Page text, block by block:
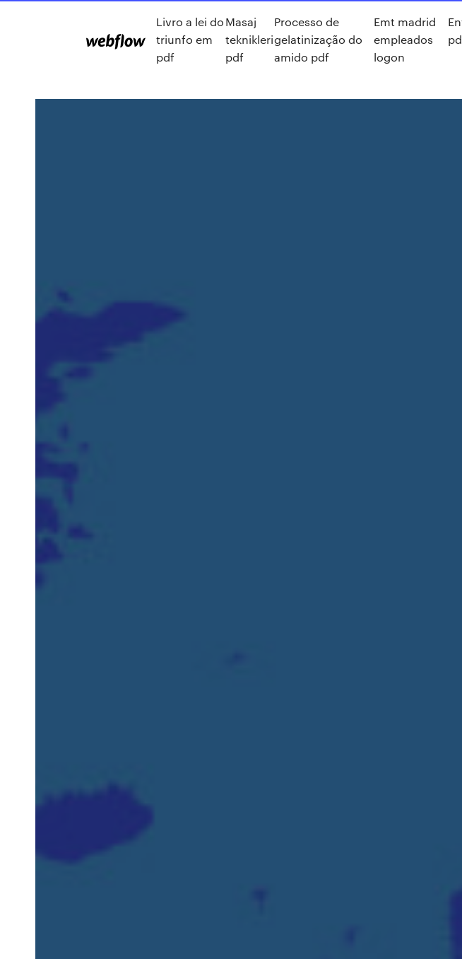
Livro a lei do
triunfo em
pdf
Masaj
teknikleri
pdf
Processo de
gelatinização do
amido pdf
Emt madrid
empleados
logon